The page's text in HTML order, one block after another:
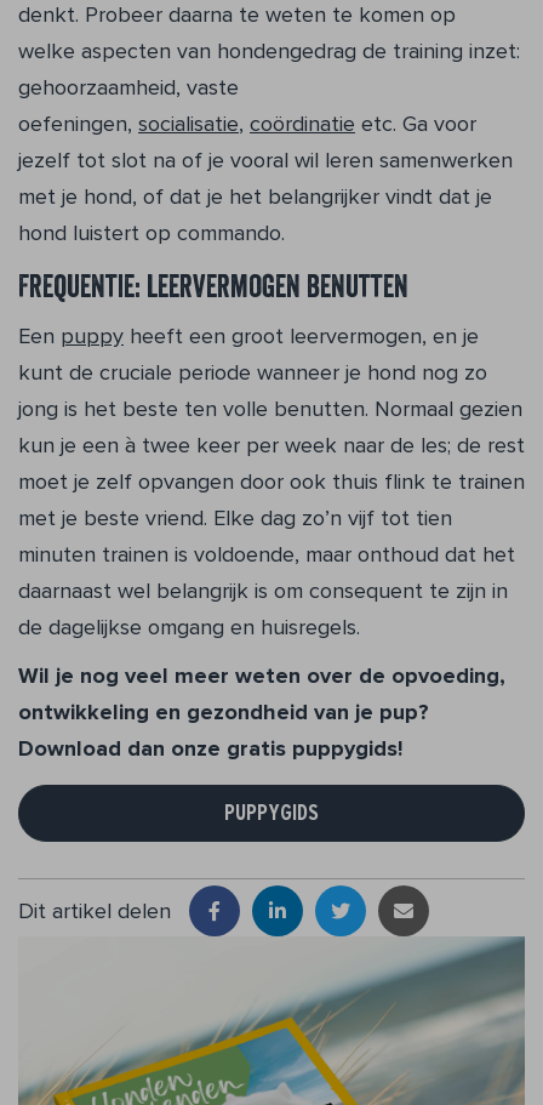
denkt. Probeer daarna te weten te komen op
welke aspecten van hondengedrag de training inzet:
gehoorzaamheid, vaste
oefeningen, socialisatie, coördinatie etc. Ga voor
jezelf tot slot na of je vooral wil leren samenwerken
met je hond, of dat je het belangrijker vindt dat je
hond luistert op commando.
Frequentie: leervermogen benutten
Een puppy heeft een groot leervermogen, en je
kunt de cruciale periode wanneer je hond nog zo
jong is het beste ten volle benutten. Normaal gezien
kun je een à twee keer per week naar de les; de rest
moet je zelf opvangen door ook thuis flink te trainen
met je beste vriend. Elke dag zo’n vijf tot tien
minuten trainen is voldoende, maar onthoud dat het
daarnaast wel belangrijk is om consequent te zijn in
de dagelijkse omgang en huisregels.
Wil je nog veel meer weten over de opvoeding,
ontwikkeling en gezondheid van je pup?
Download dan onze gratis puppygids!
PUPPYGIDS
Dit artikel delen